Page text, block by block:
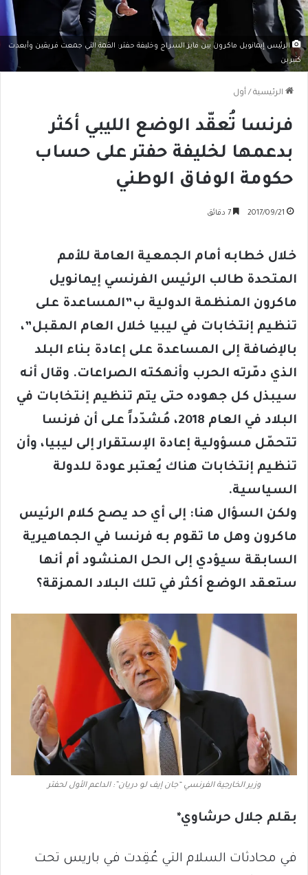
الرئيس إيمانويل ماكرون بين فايز السراج وخليفة حفتر: القمة التي جمعت فريقين وأبعدت
كثيرين
الرئيسية / أول
فرنسا تُعقّد الوضع الليبي أكثر
بدعمها لخليفة حفتر على حساب
حكومة الوفاق الوطني
2017/09/21
خلال خطابه أمام الجمعية العامة للأمم
المتحدة طالب الرئيس الفرنسي إيمانويل
ماكرون المنظمة الدولية ب”المساعدة على
تنظيم إنتخابات في ليبيا خلال العام المقبل”،
بالإضافة إلى المساعدة على إعادة بناء البلد
الذي دمّرته الحرب وأنهكته الصراعات. وقال أنه
سيبذل كل جهوده حتى يتم تنظيم إنتخابات في
البلاد في العام 2018، مُشدّداً على أن فرنسا
تتحمّل مسؤولية إعادة الإستقرار إلى ليبيا، وأن
تنظيم إنتخابات هناك يُعتبر عودة للدولة
السياسية.
ولكن السؤال هنا: إلى أي حد يصح كلام الرئيس
ماكرون وهل ما تقوم به فرنسا في الجماهيرية
السابقة سيؤدي إلى الحل المنشود أم أنها
ستعقد الوضع أكثر في تلك البلاد الممزقة؟
وزير الخارجية الفرنسي “جان إيف لو دريان”: الداعم الأول لحفتر
بقلم جلال حرشاوي*
في محادثات السلام التي عُقِدت في باريس تحت